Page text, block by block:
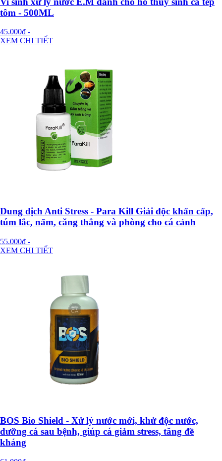
tôm - 500ML
45.000đ -
XEM CHI TIẾT
Dung dịch Anti Stress - Para Kill Giải độc khẩn cấp,
túm lắc, nấm, căng thẳng và phòng cho cá cảnh
55.000đ -
XEM CHI TIẾT
BOS Bio Shield - Xử lý nước mới, khử độc nước,
dưỡng cá sau bệnh, giúp cá giảm stress, tăng đề
kháng